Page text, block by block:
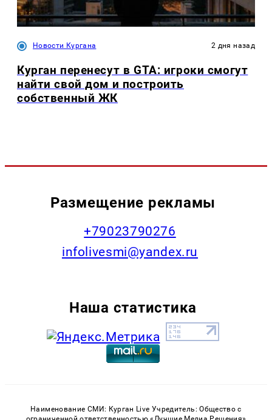
Новости Кургана 2 дня назад
Курган перенесут в GTA: игроки смогут
найти свой дом и построить
собственный ЖК
Размещение рекламы
+79023790276
infolivesmi@yandex.ru
Наша статистика
Наименование СМИ: Курган Live Учредитель: Общество с